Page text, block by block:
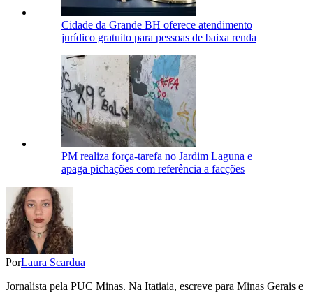
Cidade da Grande BH oferece atendimento
jurídico gratuito para pessoas de baixa renda
PM realiza força-tarefa no Jardim Laguna e
apaga pichações com referência a facções
PorLaura Scardua
Jornalista pela PUC Minas. Na Itatiaia, escreve para Minas Gerais e